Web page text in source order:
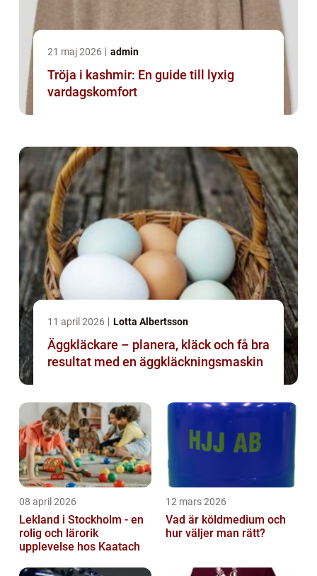
21 maj 2026 admin
Tröja i kashmir: En guide till lyxig
vardagskomfort
11 april 2026 Lotta Albertsson
Äggkläckare – planera, kläck och få bra
resultat med en äggkläckningsmaskin
08 april 2026
Lekland i Stockholm - en
rolig och lärorik
upplevelse hos Kaatach
12 mars 2026
Vad är köldmedium och
hur väljer man rätt?